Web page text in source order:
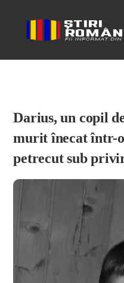
Stiri Romania
Darius, un copil
murit înecat într-
petrecut sub